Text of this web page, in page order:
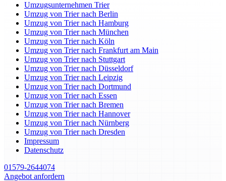
Umzugsunternehmen Trier
Umzug von Trier nach Berlin
Umzug von Trier nach Hamburg
Umzug von Trier nach München
Umzug von Trier nach Köln
Umzug von Trier nach Frankfurt am Main
Umzug von Trier nach Stuttgart
Umzug von Trier nach Düsseldorf
Umzug von Trier nach Leipzig
Umzug von Trier nach Dortmund
Umzug von Trier nach Essen
Umzug von Trier nach Bremen
Umzug von Trier nach Hannover
Umzug von Trier nach Nürnberg
Umzug von Trier nach Dresden
Impressum
Datenschutz
01579-2644074
Angebot anfordern